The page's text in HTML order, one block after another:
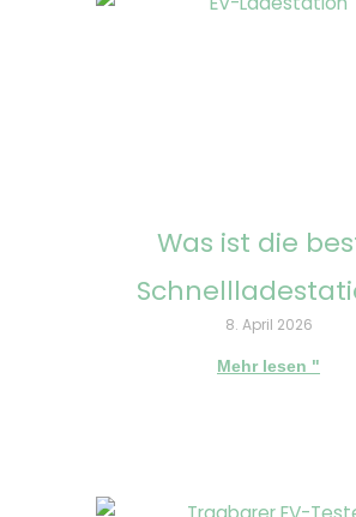
Was ist die
8. April 2026
Mehr lesen "